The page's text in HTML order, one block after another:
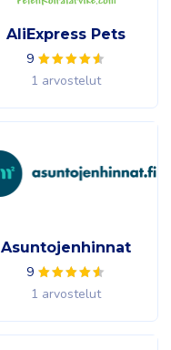
AliExpress Pets
9
1 arvostelut
Asuntojenhinnat
9
1 arvostelut